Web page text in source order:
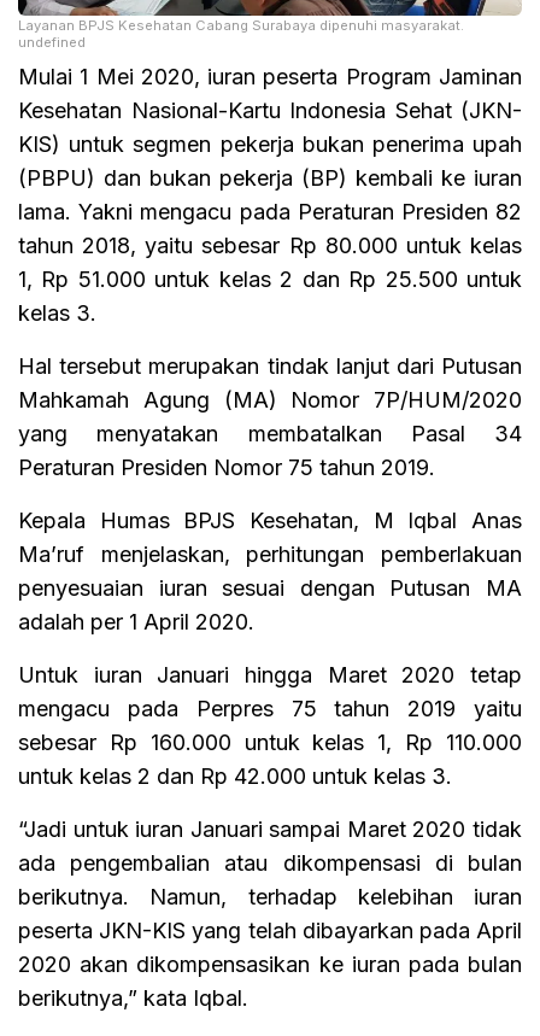
Layanan BPJS Kesehatan Cabang Surabaya dipenuhi masyarakat.
undefined
Mulai 1 Mei 2020, iuran peserta Program Jaminan
Kesehatan Nasional-Kartu Indonesia Sehat (JKN-
KIS) untuk segmen pekerja bukan penerima upah
(PBPU) dan bukan pekerja (BP) kembali ke iuran
lama. Yakni mengacu pada Peraturan Presiden 82
tahun 2018, yaitu sebesar Rp 80.000 untuk kelas
1, Rp 51.000 untuk kelas 2 dan Rp 25.500 untuk
kelas 3.
Hal tersebut merupakan tindak lanjut dari Putusan
Mahkamah Agung (MA) Nomor 7P/HUM/2020
yang menyatakan membatalkan Pasal 34
Peraturan Presiden Nomor 75 tahun 2019.
Kepala Humas BPJS Kesehatan, M Iqbal Anas
Ma’ruf menjelaskan, perhitungan pemberlakuan
penyesuaian iuran sesuai dengan Putusan MA
adalah per 1 April 2020.
Untuk iuran Januari hingga Maret 2020 tetap
mengacu pada Perpres 75 tahun 2019 yaitu
sebesar Rp 160.000 untuk kelas 1, Rp 110.000
untuk kelas 2 dan Rp 42.000 untuk kelas 3.
“Jadi untuk iuran Januari sampai Maret 2020 tidak
ada pengembalian atau dikompensasi di bulan
berikutnya. Namun, terhadap kelebihan iuran
peserta JKN-KIS yang telah dibayarkan pada April
2020 akan dikompensasikan ke iuran pada bulan
berikutnya,” kata Iqbal.